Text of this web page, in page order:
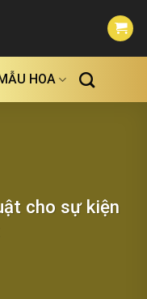
HOA
cho sự kiện